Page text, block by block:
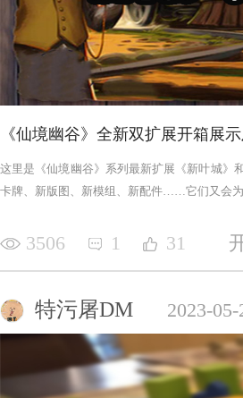
《仙境幽谷》全新双扩展开箱展
这里是《仙境幽谷》系列最新扩展《新叶城》
卡牌、新版图、新模组、新配件……它们又会
3506 1 31
特污屠DM 2023-